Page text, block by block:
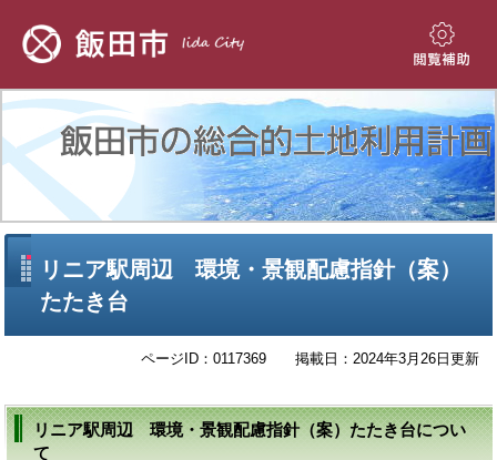
先
で
す。
を
ば
本
閲
補
助
リニア駅周辺 環境・景観配慮指針（案）
たたき台
ページID：0117369 掲載日：2024年3月26日更新
リニア駅周辺 環境・景観配慮指針（案）たたき台につい
て